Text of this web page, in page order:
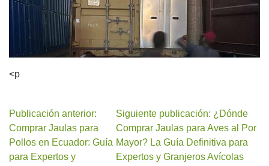
<p
Publicación anterior:
Comprar Jaulas para
Pollos en Ecuador: Guía
para Expertos y
Siguiente publicación: ¿Dónde
Comprar Jaulas para Aves al Por
Mayor? La Guía Definitiva para
Expertos y Granjeros Avícolas